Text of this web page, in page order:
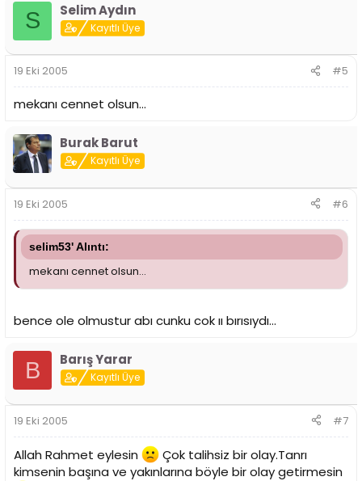
S Selim Aydın
Kayıtlı Üye
19 Eki 2005 #5
mekanı cennet olsun...
Burak Barut
Kayıtlı Üye
19 Eki 2005 #6
selim53' Alıntı:
mekanı cennet olsun...
bence ole olmustur abı cunku cok ıı bırısıydı...
B Barış Yarar
Kayıtlı Üye
19 Eki 2005 #7
Allah Rahmet eylesin
Çok talihsiz bir olay.Tanrı
kimsenin başına ve yakınlarına böyle bir olay getirmesin